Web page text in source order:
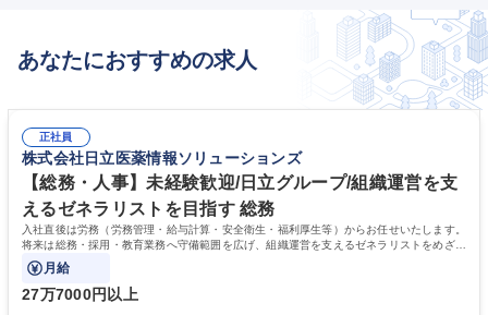
あなたにおすすめの求人
正社員
株式会社日立医薬情報ソリューションズ
【総務・人事】未経験歓迎/日立グループ/組織運営を支
えるゼネラリストを目指す 総務
入社直後は労務（労務管理・給与計算・安全衛生・福利厚生等）からお任せいたします。
将来は総務・採用・教育業務へ守備範囲を広げ、組織運営を支えるゼネラリストをめざせ
ます。
月給
27万7000円以上